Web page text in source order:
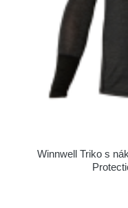
Winnwell Triko s